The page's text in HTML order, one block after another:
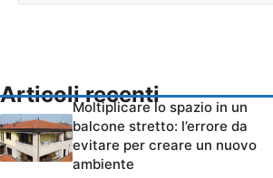
Articoli recenti
Moltiplicare lo spazio in un
balcone stretto: l’errore da
evitare per creare un nuovo
ambiente